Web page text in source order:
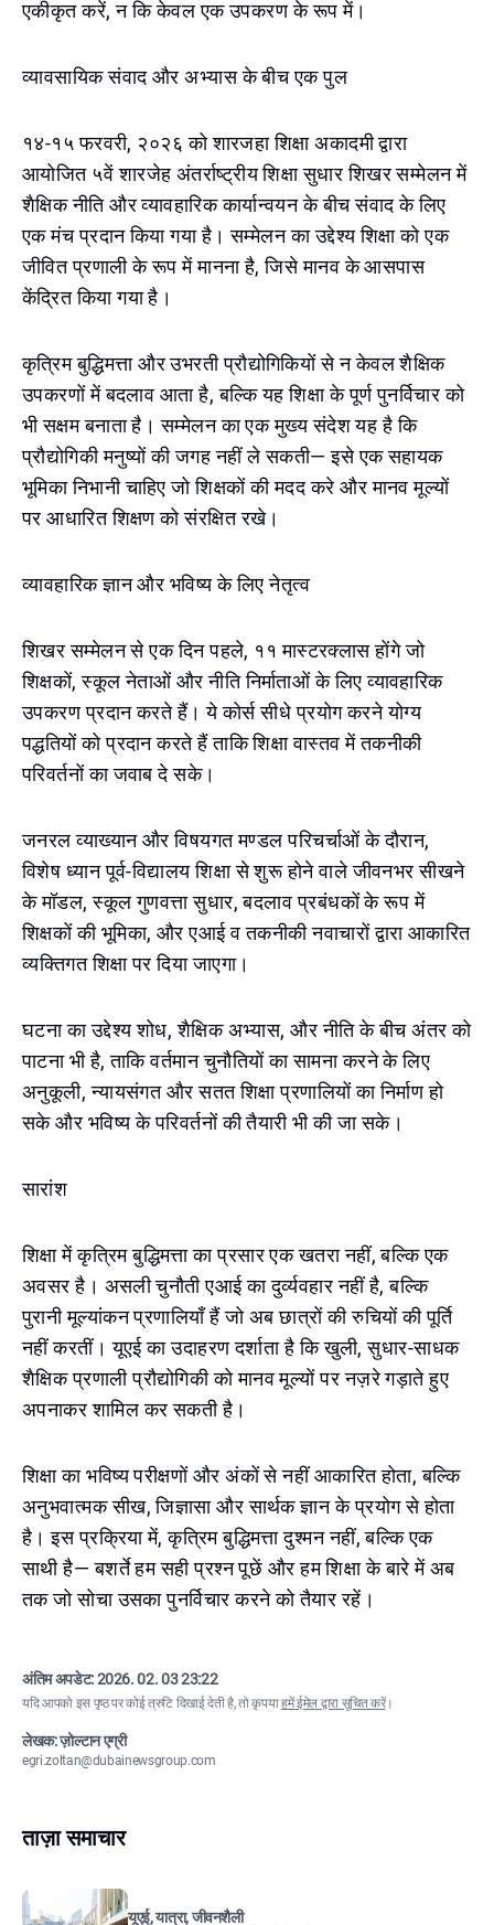
एकीकृत करें, न कि केवल एक उपकरण के रूप में।
व्यावसायिक संवाद और अभ्यास के बीच एक पुल
१४-१५ फरवरी, २०२६ को शारजहा शिक्षा अकादमी द्वारा
आयोजित ५वें शारजेह अंतर्राष्ट्रीय शिक्षा सुधार शिखर सम्मेलन में
शैक्षिक नीति और व्यावहारिक कार्यान्वयन के बीच संवाद के लिए
एक मंच प्रदान किया गया है। सम्मेलन का उद्देश्य शिक्षा को एक
जीवित प्रणाली के रूप में मानना है, जिसे मानव के आसपास
केंद्रित किया गया है।
कृत्रिम बुद्धिमत्ता और उभरती प्रौद्योगिकियों से न केवल शैक्षिक
उपकरणों में बदलाव आता है, बल्कि यह शिक्षा के पूर्ण पुनर्विचार को
भी सक्षम बनाता है। सम्मेलन का एक मुख्य संदेश यह है कि
प्रौद्योगिकी मनुष्यों की जगह नहीं ले सकती— इसे एक सहायक
भूमिका निभानी चाहिए जो शिक्षकों की मदद करे और मानव मूल्यों
पर आधारित शिक्षण को संरक्षित रखे।
व्यावहारिक ज्ञान और भविष्य के लिए नेतृत्व
शिखर सम्मेलन से एक दिन पहले, ११ मास्टरक्लास होंगे जो
शिक्षकों, स्कूल नेताओं और नीति निर्माताओं के लिए व्यावहारिक
उपकरण प्रदान करते हैं। ये कोर्स सीधे प्रयोग करने योग्य
पद्धतियों को प्रदान करते हैं ताकि शिक्षा वास्तव में तकनीकी
परिवर्तनों का जवाब दे सके।
जनरल व्याख्यान और विषयगत मण्डल परिचर्चाओं के दौरान,
विशेष ध्यान पूर्व-विद्यालय शिक्षा से शुरू होने वाले जीवनभर सीखने
के मॉडल, स्कूल गुणवत्ता सुधार, बदलाव प्रबंधकों के रूप में
शिक्षकों की भूमिका, और एआई व तकनीकी नवाचारों द्वारा आकारित
व्यक्तिगत शिक्षा पर दिया जाएगा।
घटना का उद्देश्य शोध, शैक्षिक अभ्यास, और नीति के बीच अंतर को
पाटना भी है, ताकि वर्तमान चुनौतियों का सामना करने के लिए
अनुकूली, न्यायसंगत और सतत शिक्षा प्रणालियों का निर्माण हो
सके और भविष्य के परिवर्तनों की तैयारी भी की जा सके।
सारांश
शिक्षा में कृत्रिम बुद्धिमत्ता का प्रसार एक खतरा नहीं, बल्कि एक
अवसर है। असली चुनौती एआई का दुर्व्यवहार नहीं है, बल्कि
पुरानी मूल्यांकन प्रणालियाँ हैं जो अब छात्रों की रुचियों की पूर्ति
नहीं करतीं। यूएई का उदाहरण दर्शाता है कि खुली, सुधार-साधक
शैक्षिक प्रणाली प्रौद्योगिकी को मानव मूल्यों पर नज़रे गड़ाते हुए
अपनाकर शामिल कर सकती है।
शिक्षा का भविष्य परीक्षणों और अंकों से नहीं आकारित होता, बल्कि
अनुभवात्मक सीख, जिज्ञासा और सार्थक ज्ञान के प्रयोग से होता
है। इस प्रक्रिया में, कृत्रिम बुद्धिमत्ता दुश्मन नहीं, बल्कि एक
साथी है— बशर्ते हम सही प्रश्न पूछें और हम शिक्षा के बारे में अब
तक जो सोचा उसका पुनर्विचार करने को तैयार रहें।
अंतिम अपडेट:2026. 02. 03 23:22
यदि आपको इस पृष्ठ पर कोई त्रुटि दिखाई देती है, तो कृपयाहमें ईमेल द्वारा सूचित करें।
लेखक: ज़ोल्टान एग्री
egri.zoltan@dubainewsgroup.com
ताज़ा समाचार
यूएई, यात्रा, जीवनशैली